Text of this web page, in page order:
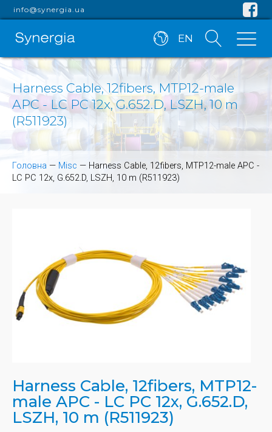
info@synergia.ua
EN
Harness Cable, 12fibers, MTP12-male
APC - LC PC 12x, G.652.D, LSZH, 10 m
(R511923)
Головна — Misc — Harness Cable, 12fibers, MTP12-male APC -
LC PC 12x, G.652.D, LSZH, 10 m (R511923)
Harness Cable, 12fibers, MTP12-
male APC - LC PC 12x, G.652.D,
LSZH, 10 m (R511923)